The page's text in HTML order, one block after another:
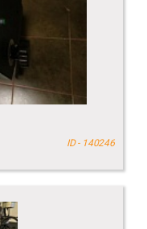
ID - 140246